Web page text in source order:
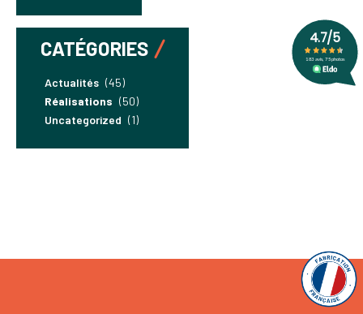
CATÉGORIES
Actualités (45)
Réalisations (50)
Uncategorized (1)